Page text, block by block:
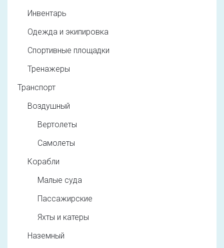
Инвентарь
Одежда и экипировка
Спортивные площадки
Тренажеры
Транспорт
Воздушный
Вертолеты
Самолеты
Корабли
Малые суда
Пассажирские
Яхты и катеры
Наземный